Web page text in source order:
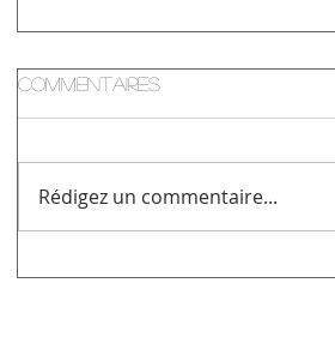
Commentaires
Rédigez un commentaire...